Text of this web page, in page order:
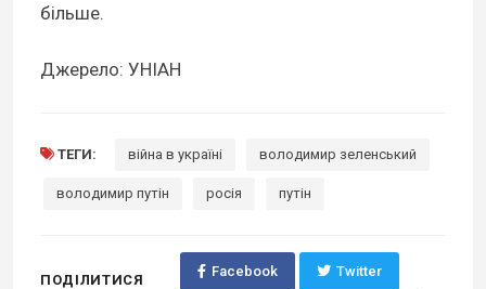
більше.
Джерело: УНІАН
ТЕГИ: війна в україні володимир зеленський
володимир путін росія путін
ПОДІЛИТИСЯ
Facebook Twitter